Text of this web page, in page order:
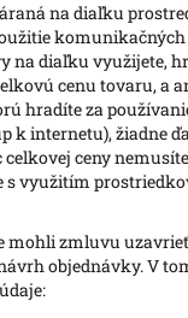
na diaľku
na diaľku využijete,
cenu tovaru, a
hradíte za
k internetu), žiadne
ceny
s využitím
mohli zmluvu
objednávky. V